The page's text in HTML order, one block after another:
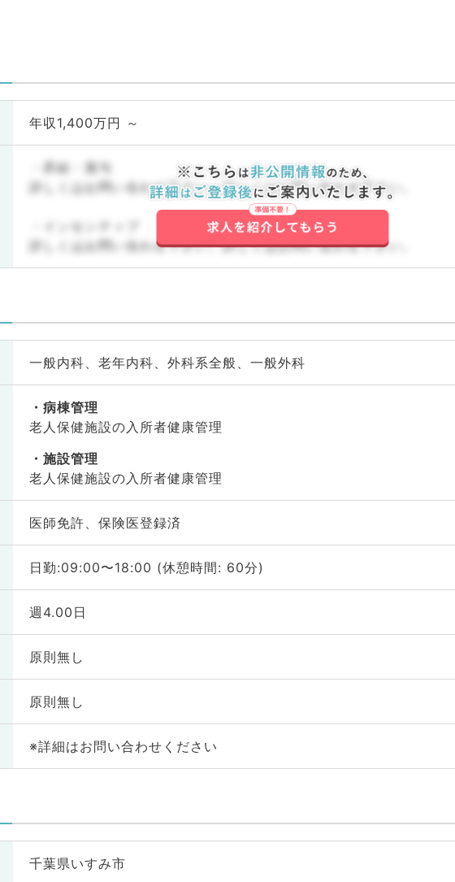
年収1,400万円 ～
・昇給・賞与
詳しくはお問い合わせ下さい。詳しくはお問い合わせ下さい。
・インセンティブ
詳しくはお問い合わせ下さい。詳しくはお問い合わせ下さい。
一般内科、老年内科、外科系全般、一般外科
病棟管理
老人保健施設の入所者健康管理
施設管理
老人保健施設の入所者健康管理
医師免許、保険医登録済
日勤:09:00〜18:00 (休憩時間: 60分)
週4.00日
原則無し
原則無し
※詳細はお問い合わせください
千葉県いすみ市